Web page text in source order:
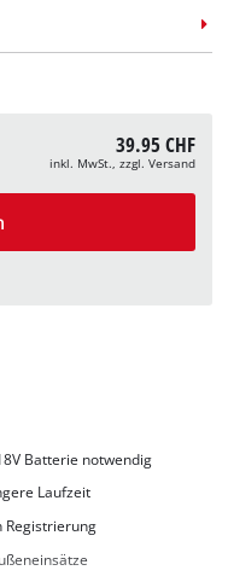
39.95 CHF
inkl. MwSt., zzgl. Versand
Batterie notwendig
Laufzeit
Registrierung